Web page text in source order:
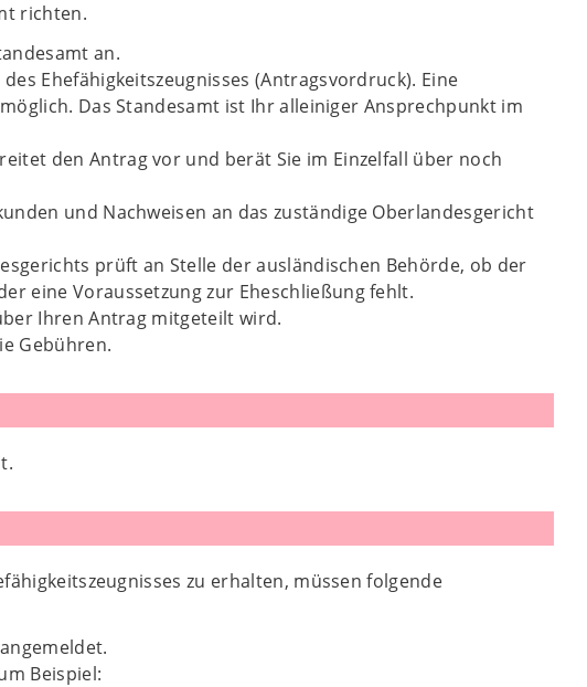
richten.
an.
Ehefähigkeitszeugnisses (Antragsvordruck). Eine
Das Standesamt ist Ihr alleiniger Ansprechpunkt im
den Antrag vor und berät Sie im Einzelfall über noch
und Nachweisen an das zuständige Oberlandesgericht
prüft an Stelle der ausländischen Behörde, ob der
eine Voraussetzung zur Eheschließung fehlt.
Ihren Antrag mitgeteilt wird.
Gebühren.
zu erhalten, müssen folgende
Beispiel: